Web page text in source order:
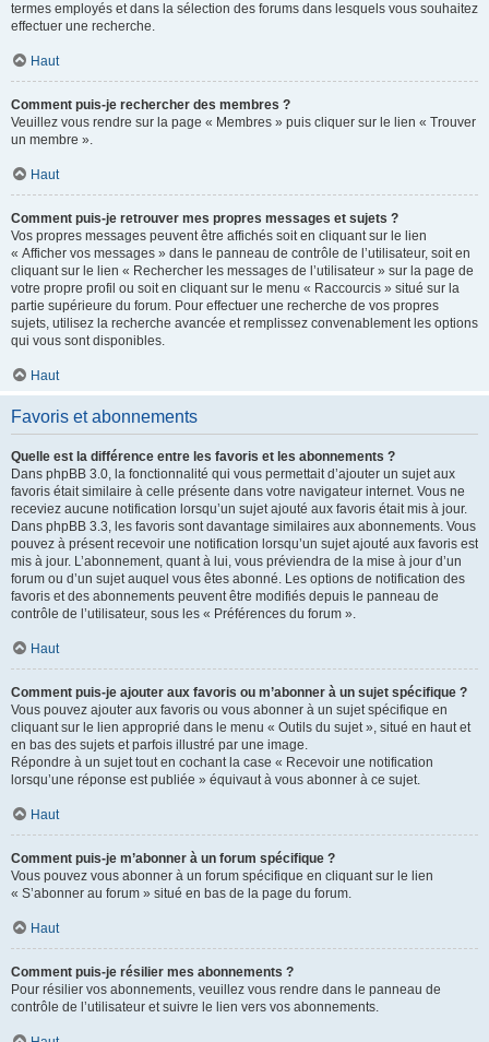
termes employés et dans la sélection des forums dans lesquels vous souhaitez
effectuer une recherche.
Haut
Comment puis-je rechercher des membres ?
Veuillez vous rendre sur la page « Membres » puis cliquer sur le lien « Trouver
un membre ».
Haut
Comment puis-je retrouver mes propres messages et sujets ?
Vos propres messages peuvent être affichés soit en cliquant sur le lien
« Afficher vos messages » dans le panneau de contrôle de l’utilisateur, soit en
cliquant sur le lien « Rechercher les messages de l’utilisateur » sur la page de
votre propre profil ou soit en cliquant sur le menu « Raccourcis » situé sur la
partie supérieure du forum. Pour effectuer une recherche de vos propres
sujets, utilisez la recherche avancée et remplissez convenablement les options
qui vous sont disponibles.
Haut
Favoris et abonnements
Quelle est la différence entre les favoris et les abonnements ?
Dans phpBB 3.0, la fonctionnalité qui vous permettait d’ajouter un sujet aux
favoris était similaire à celle présente dans votre navigateur internet. Vous ne
receviez aucune notification lorsqu’un sujet ajouté aux favoris était mis à jour.
Dans phpBB 3.3, les favoris sont davantage similaires aux abonnements. Vous
pouvez à présent recevoir une notification lorsqu’un sujet ajouté aux favoris est
mis à jour. L’abonnement, quant à lui, vous préviendra de la mise à jour d’un
forum ou d’un sujet auquel vous êtes abonné. Les options de notification des
favoris et des abonnements peuvent être modifiés depuis le panneau de
contrôle de l’utilisateur, sous les « Préférences du forum ».
Haut
Comment puis-je ajouter aux favoris ou m’abonner à un sujet spécifique ?
Vous pouvez ajouter aux favoris ou vous abonner à un sujet spécifique en
cliquant sur le lien approprié dans le menu « Outils du sujet », situé en haut et
en bas des sujets et parfois illustré par une image.
Répondre à un sujet tout en cochant la case « Recevoir une notification
lorsqu’une réponse est publiée » équivaut à vous abonner à ce sujet.
Haut
Comment puis-je m’abonner à un forum spécifique ?
Vous pouvez vous abonner à un forum spécifique en cliquant sur le lien
« S’abonner au forum » situé en bas de la page du forum.
Haut
Comment puis-je résilier mes abonnements ?
Pour résilier vos abonnements, veuillez vous rendre dans le panneau de
contrôle de l’utilisateur et suivre le lien vers vos abonnements.